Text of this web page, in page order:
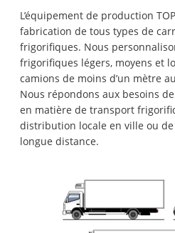
L’équipement de production
fabrication de tous types de
frigorifiques. Nous
frigorifiques légers, moyens et
camions de moins d’un mètre
Nous répondons aux besoins
en matière de transport
distribution locale en ville ou
longue distance.